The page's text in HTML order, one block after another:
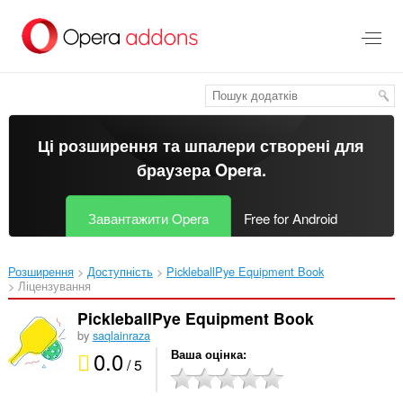
основного
Ці розширення та шпалери створені для
браузера Opera.
Завантажити Opera Free for Android
Розширення Доступність
PickleballPye Equipment Book‎
Ліцензування
PickleballPye Equipment Book
by saqlainraza
0.0/ 5 Ваша оцінка